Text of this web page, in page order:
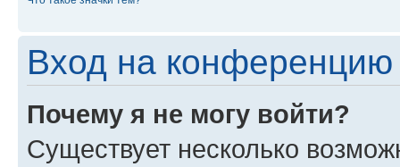
Вход на конференцию
Почему я не могу войти?
Существует несколько